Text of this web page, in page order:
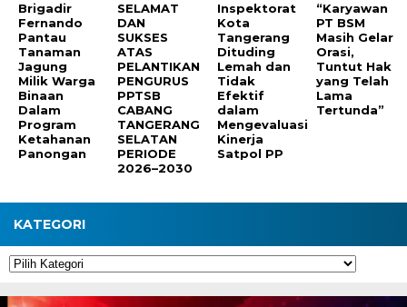
Brigadir
Fernando
Pantau
Tanaman
Jagung
Milik Warga
Binaan
Dalam
Program
Ketahanan
Panongan
SELAMAT
DAN
SUKSES
ATAS
PELANTIKAN
PENGURUS
PPTSB
CABANG
TANGERANG
SELATAN
PERIODE
2026–2030
Inspektorat
Kota
Tangerang
Dituding
Lemah dan
Tidak
Efektif
dalam
Mengevaluasi
Kinerja
Satpol PP
“Karyawan
PT BSM
Masih Gelar
Orasi,
Tuntut Hak
yang Telah
Lama
Tertunda”
KATEGORI
Kategori